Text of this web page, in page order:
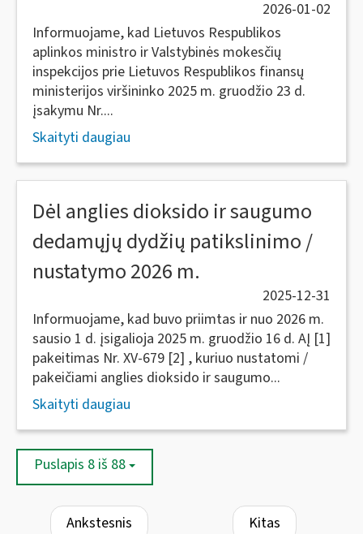
2026-01-02
Informuojame, kad Lietuvos Respublikos
aplinkos ministro ir Valstybinės mokesčių
inspekcijos prie Lietuvos Respublikos finansų
ministerijos viršininko 2025 m. gruodžio 23 d.
įsakymu Nr....
Skaityti daugiau
Dėl anglies dioksido ir saugumo
dedamųjų dydžių patikslinimo /
nustatymo 2026 m.
2025-12-31
Informuojame, kad buvo priimtas ir nuo 2026 m.
sausio 1 d. įsigalioja 2025 m. gruodžio 16 d. AĮ [1]
pakeitimas Nr. XV-679 [2] , kuriuo nustatomi /
pakeičiami anglies dioksido ir saugumo...
Skaityti daugiau
Puslapis 8 iš 88
Ankstesnis Kitas